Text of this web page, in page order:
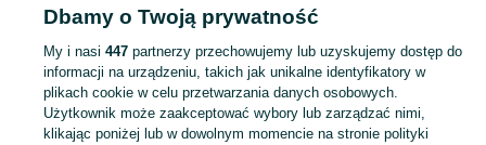
Coś poszło nie tak
Odśwież tę stronę lub wróć na stronę główną.
Dbamy o Twoją prywatność
My i nasi 447partnerzy przechowujemy lub uzyskujemy dostęp do
informacji na urządzeniu, takich jak unikalne identyfikatory w
plikach cookie w celu przetwarzania danych osobowych.
Użytkownik może zaakceptować wybory lub zarządzać nimi,
klikając poniżej lub w dowolnym momencie na stronie polityki